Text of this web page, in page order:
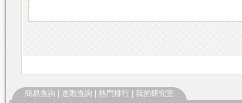
簡易查詢 進階查詢 熱門排行 我的研究室